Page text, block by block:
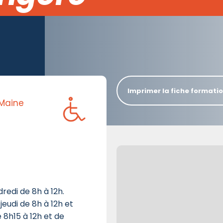
de 8h à 12h.
de 8h à 12h et
à 12h et de
Imprimer la fiche